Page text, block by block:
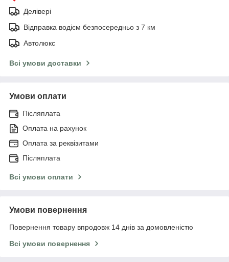
Делівері
Відправка водієм безпосередньо з 7 км
Автолюкс
Всі умови доставки
Умови оплати
Післяплата
Оплата на рахунок
Оплата за реквізитами
Післяплата
Всі умови оплати
Умови повернення
Повернення товару впродовж 14 днів за домовленістю
Всі умови повернення